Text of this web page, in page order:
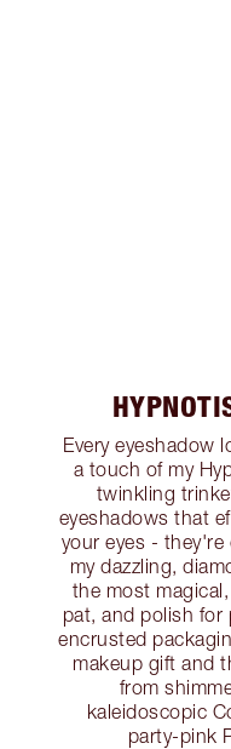
Every eyeshadow
a touch of my
twinkling
eyeshadows that
your eyes -
my dazzling,
the most
pat, and polish for
encrusted
makeup gift and
from
kaleidoscopic
party-pink